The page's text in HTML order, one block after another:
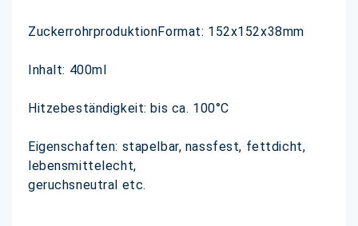
ZuckerrohrproduktionFormat: 152x152x38mm
Inhalt: 400ml
Hitzebeständigkeit: bis ca. 100°C
Eigenschaften: stapelbar, nassfest, fettdicht,
lebensmittelecht,
geruchsneutral etc.